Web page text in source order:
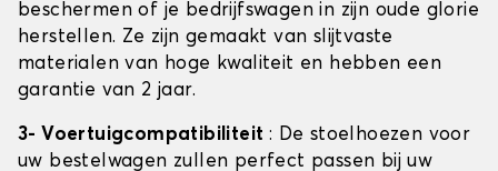
beschermen of je bedrijfswagen in zijn oude glorie
herstellen. Ze zijn gemaakt van slijtvaste
materialen van hoge kwaliteit en hebben een
garantie van 2 jaar.
3- Voertuigcompatibiliteit : De stoelhoezen voor
uw bestelwagen zullen perfect passen bij uw